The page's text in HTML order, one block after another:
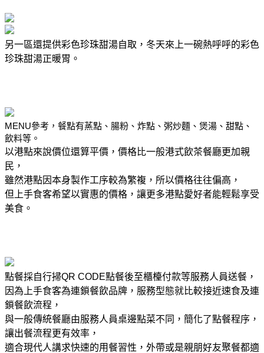
另一區還提供彩色珍珠甜湯自取，冬天來上一碗熱呼呼的彩色
珍珠甜湯正暖胃。
MENU參考，餐點有蒸點、腸粉、炸點、粥炒麵、煲湯、甜點、
飲料等。
以港點來說價位還算平價，價格比一般港式飲茶餐廳更加親
民，
雖然港點因本身製作工序較為繁複，所以價格往往偏高，
但上手食客希望以實惠的價格，讓更多港點愛好者能輕鬆享受
美食。
點餐採自行掃QR CODE點餐後至櫃檯付款等服務人員送餐，
因為上手食客為連鎖餐飲品牌，服務型態就比較接近速食及連
鎖餐飲流程，
與一般傳統餐廳由服務人員桌邊點菜不同，簡化了點餐程序，
讓出餐流程更有效率，
適合現代人講求快速的用餐習性，外帶或是親朋好友聚餐都適